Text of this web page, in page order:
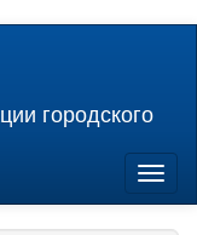
городского